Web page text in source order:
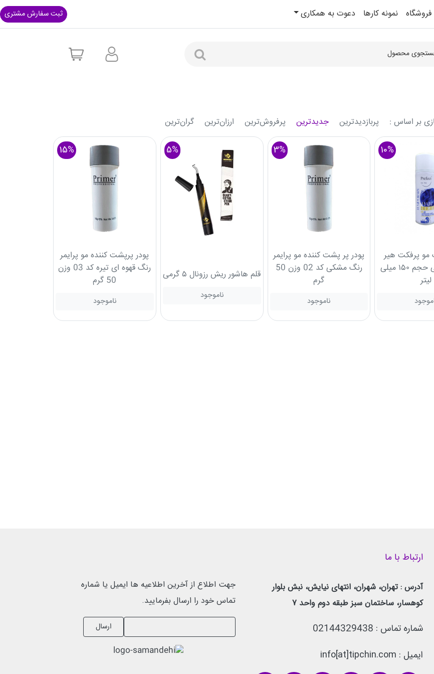
فروشگاه نمونه کارها دعوت به همکاری ثبت سفارش مشتری
بر اساس : پربازدیدترین جدیدترین پرفروش‌ترین‌ ارزان‌ترین گران‌ترین‌
10%
مو پرفکت هیر
فیلر رنگ آبی حجم ۱۵۰ میلی
لیتر
3%
پودر پر پشت کننده مو پرایمر
رنگ مشکی کد 02 وزن 50
گرم
ناموجود
5%
قلم هاشور ریش رزونال ۵ گرمی
ناموجود
15%
پودر پرپشت کننده مو پرایمر
رنگ قهوه ای تیره کد 03 وزن
50 گرم
ناموجود
ارتباط با ما
آدرس : تهران، شهران، انتهای نیایش، نبش بلوار
کوهسار، ساختمان سبز طبقه دوم واحد 7
شماره تماس : 02144329438
ایمیل : info[at]tipchin.com
جهت اطلاع از آخرین اطلاعیه ها ایمیل یا شماره
تماس خود را ارسال بفرمایید.
ارسال